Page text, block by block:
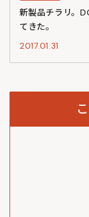
新製品チラリ。
てきた。
2017.01.31